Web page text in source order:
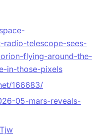
radio-telescope-sees-
flying-around-the-
in-those-pixels
166683/
05-mars-reveals-